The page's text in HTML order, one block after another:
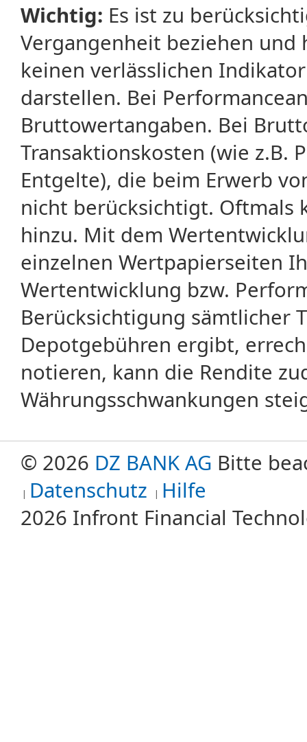
Wichtig: Es ist zu
Vergangenheit beziehen
keinen verlässlichen
darstellen. Bei
Bruttowertangaben. Bei
Transaktionskosten (wie z.B.
Entgelte), die beim Erwerb
nicht berücksichtigt. Oftmals
hinzu. Mit dem
einzelnen Wertpapierseiten
Wertentwicklung bzw.
Berücksichtigung sämtlicher
Depotgebühren ergibt,
notieren, kann die Rendite
Währungsschwankungen
© 2026 DZ BANK AG Bitte
Datenschutz Hilfe
2026 Infront Financial